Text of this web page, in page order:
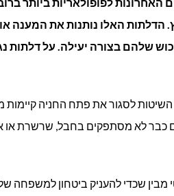
הדלתות האלו נותנות את המענה
שלהם בצורה יעילה. על דלתות
לסגור את פתח החניה קיימות
כבר לא מסתפקים בחבל, שרשרת או
שכדי להעניק ביטחון למשפחה